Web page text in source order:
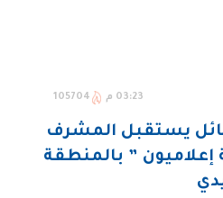
03:23 م 105704
يستقبل المشرف
” بالمنطقة